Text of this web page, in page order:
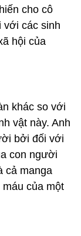
cho cô
với các sinh
hội của
khác so với
vật này. Anh
bởi đối với
con người
cả manga
máu của một